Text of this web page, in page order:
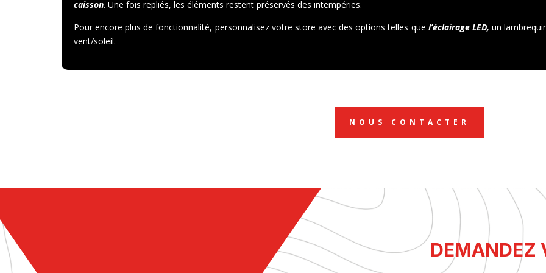
caisson. Une fois repliés, les éléments restent préservés des intempéries.
Pour encore plus de fonctionnalité, personnalisez votre store avec des options telles que l’éclairage LED, un
vent/soleil.
NOUS CONTACTER
DEMANDEZ